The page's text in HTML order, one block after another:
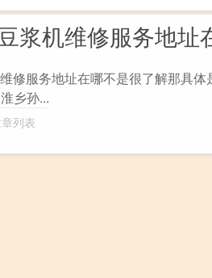
浆机维修服务地址
修服务地址在哪不是很了解那具
乡孙...
列表